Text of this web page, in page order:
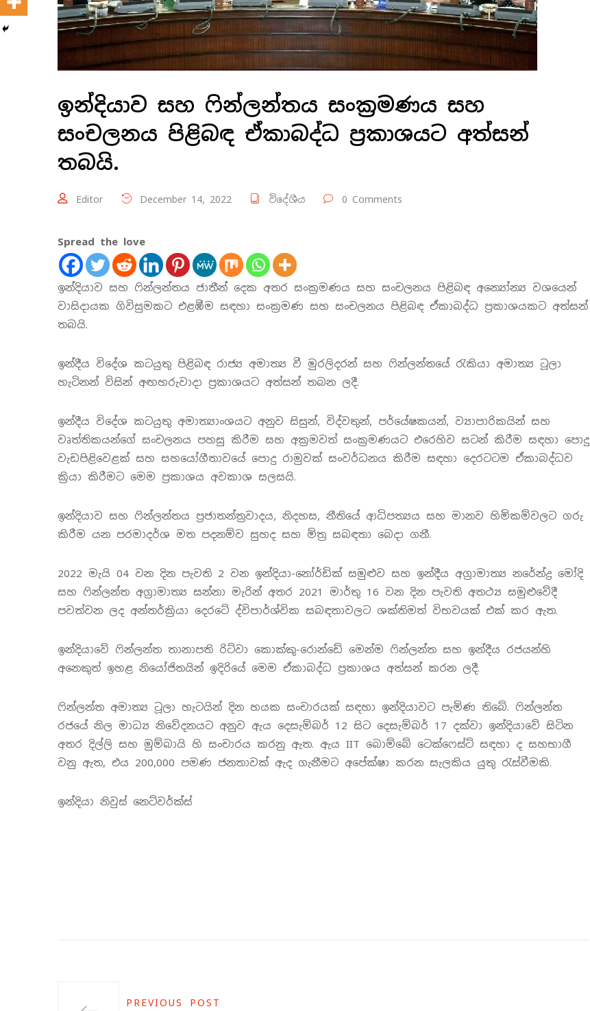
ඉන්දියාව සහ ෆින්ලන්තය සංක්‍රමණය සහ
සංචලනය පිළිබඳ ඒකාබද්ධ ප්‍රකාශයට අත්සන්
තබයි.
Editor December 14, 2022 විදේශීය 0 Comments
Spread the love
ඉන්දියාව සහ ෆින්ලන්තය ජාතීන් දෙක අතර සංක්‍රමණය සහ සංචලනය පිළිබඳ අන්‍යෝන්‍ය වශයෙන්
වාසිදායක ගිවිසුමකට එළඹීම සඳහා සංක්‍රමණ සහ සංචලනය පිළිබඳ ඒකාබද්ධ ප්‍රකාශයකට අත්සන්
තබයි.
ඉන්දීය විදේශ කටයුතු පිළිබඳ රාජ්‍ය අමාත්‍ය වී මුරලිදරන් සහ ෆින්ලන්තයේ රැකියා අමාත්‍ය ටූලා
හැටිනන් විසින් අඟහරුවාදා ප්‍රකාශයට අත්සන් තබන ලදී.
ඉන්දීය විදේශ කටයුතු අමාත්‍යාංශයට අනුව සිසුන්, විද්වතුන්, පර්යේෂකයන්, ව්‍යාපාරිකයින් සහ
වෘත්තිකයන්ගේ සංචලනය පහසු කිරීම සහ අක්‍රමවත් සංක්‍රමණයට එරෙහිව සටන් කිරීම සඳහා පොදු
වැඩපිළිවෙළක් සහ සහයෝගීතාවයේ පොදු රාමුවක් සංවර්ධනය කිරීම සඳහා දෙරටටම ඒකාබද්ධව
ක්‍රියා කිරීමට මෙම ප්‍රකාශය අවකාශ සලසයි.
ඉන්දියාව සහ ෆින්ලන්තය ප්‍රජාතන්ත්‍රවාදය, නිදහස, නීතියේ ආධිපත්‍යය සහ මානව හිමිකම්වලට ගරු
කිරීම යන පරමාදර්ශ මත පදනම්ව සුහද සහ මිත්‍ර සබඳතා බෙදා ගනී.
2022 මැයි 04 වන දින පැවති 2 වන ඉන්දියා-නෝර්ඩික් සමුළුව සහ ඉන්දීය අග්‍රාමාත්‍ය නරේන්ද්‍ර මෝදි
සහ ෆින්ලන්ත අග්‍රාමාත්‍ය සන්නා මැරින් අතර 2021 මාර්තු 16 වන දින පැවති අතථ්‍ය සමුළුවේදී
පවත්වන ලද අන්තර්ක්‍රියා දෙරටේ ද්විපාර්ශ්වික සබඳතාවලට ශක්තිමත් විභවයක් එක් කර ඇත.
ඉන්දියාවේ ෆින්ලන්ත තානාපති රිට්වා කොක්කු-රොන්ඩේ මෙන්ම ෆින්ලන්ත සහ ඉන්දීය රජයන්හි
අනෙකුත් ඉහළ නියෝජිතයින් ඉදිරියේ මෙම ඒකාබද්ධ ප්‍රකාශය අත්සන් කරන ලදී.
ෆින්ලන්ත අමාත්‍ය ටූලා හැටයින් දින හයක සංචාරයක් සඳහා ඉන්දියාවට පැමිණ තිබේ. ෆින්ලන්ත
රජයේ නිල මාධ්‍ය නිවේදනයට අනුව ඇය දෙසැම්බර් 12 සිට දෙසැම්බර් 17 දක්වා ඉන්දියාවේ සිටින
අතර දිල්ලි සහ මුම්බායි හි සංචාරය කරනු ඇත. ඇය IIT බොම්බේ ටෙක්ෆෙස්ට් සඳහා ද සහභාගී
වනු ඇත, එය 200,000 පමණ ජනතාවක් ඇද ගැනීමට අපේක්ෂා කරන සැලකිය යුතු රැස්වීමකි.
ඉන්දියා නිවුස් නෙට්වර්ක්ස්
PREVIOUS POST